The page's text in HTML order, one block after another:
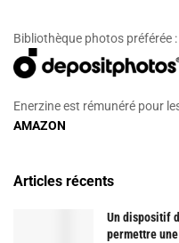
Bibliothèque photos préférée :
Enerzine est rémunéré pour
AMAZON
Articles récents
Un dispositif
permettre